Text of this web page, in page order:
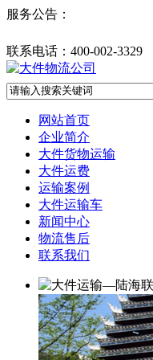
服务公告：
联系电话： 400-002-3329
网站首页
企业简介
大件货物运输
大件运费
运输案例
大件运输车
新闻中心
物流售后
联系我们